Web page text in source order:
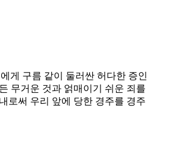
게 구름 같이 둘러싼 허다한 증인
무거운 것과 얽매이기 쉬운 죄를
로써 우리 앞에 당한 경주를 경주